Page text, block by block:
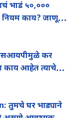
भाडं ५०,०००
काय? जाणून
कर
काय आहेत त्याचे
तुमचे घर भाड्याने